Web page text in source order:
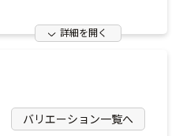
詳細を開く
バリエーション一覧へ